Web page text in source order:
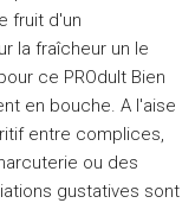
fruit d'un
la fraîcheur un le
ce PROduIt Bien
en bouche. A l'aise
entre complices,
ou des
gustatives sont